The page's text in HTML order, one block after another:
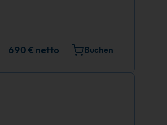
690 € netto Buchen